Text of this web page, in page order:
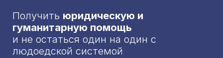
Получить юридическую и
гуманитарную помощь
и не остаться один на один с
людоедской системой